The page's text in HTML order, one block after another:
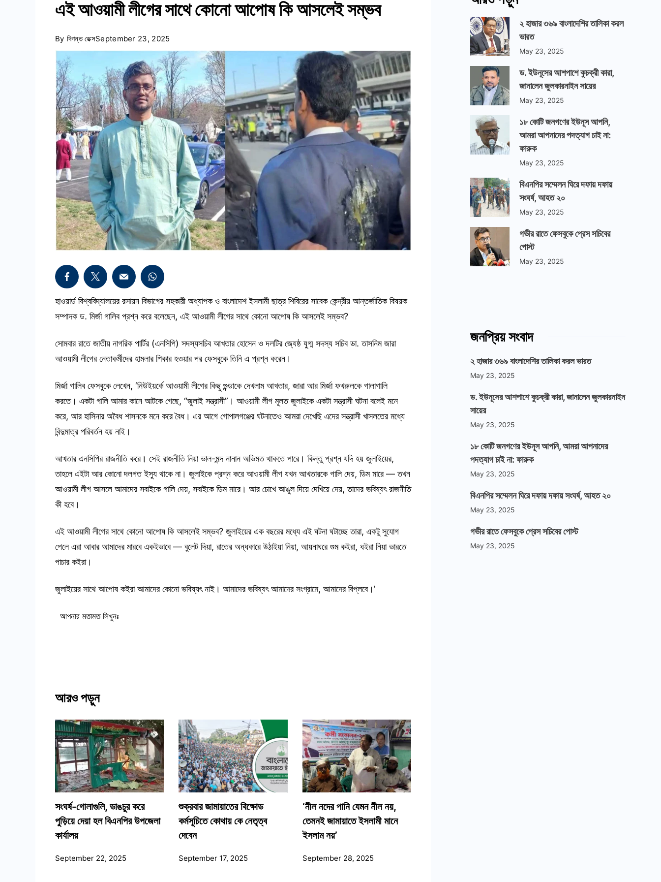
এই আওয়ামী লীগের সাথে কোনো আপোষ কি আসলেই সম্ভব
By দিগন্ত ডেক্সSeptember 23, 2025
হাওয়ার্ড বিশ্ববিদ্যালয়ের রসায়ন বিভাগের সহকারী অধ্যাপক ও বাংলাদেশ ইসলামী ছাত্র শিবিরের সাবেক কেন্দ্রীয় আন্তর্জাতিক বিষয়ক
সম্পাদক ড. মির্জা গালিব প্রশ্ন করে বলেছেন, এই আওয়ামী লীগের সাথে কোনো আপোষ কি আসলেই সম্ভব?
সোমবার রাতে জাতীয় নাগরিক পার্টির (এনসিপি) সদস্যসচিব আখতার হোসেন ও দলটির জ্যেষ্ঠ যুগ্ম সদস্য সচিব ডা. তাসনিম জারা
আওয়ামী লীগের নেতাকর্মীদের হামলার শিকার হওয়ার পর ফেসবুকে তিনি এ প্রশ্ন করেন।
মির্জা গালিব ফেসবুকে লেখেন, ‘নিউইয়র্কে আওয়ামী লীগের কিছু গুন্ডাকে দেখলাম আখতার, জারা আর মির্জা ফখরুলকে গালাগালি
করতে। একটা গালি আমার কানে আটকে গেছে, “জুলাই সন্ত্রাসী”। আওয়ামী লীগ মূলত জুলাইকে একটা সন্ত্রাসী ঘটনা বলেই মনে
করে, আর হাসিনার অবৈধ শাসনকে মনে করে বৈধ। এর আগে গোপালগঞ্জের ঘটনাতেও আমরা দেখেছি এদের সন্ত্রাসী খাসলতের মধ্যে
বিন্দুমাত্র পরিবর্তন হয় নাই।
আখতার এনসিপির রাজনীতি করে। সেই রাজনীতি নিয়া ভাল-মন্দ নানান অভিমত থাকতে পারে। কিন্তু প্রশ্ন যদি হয় জুলাইয়ের,
তাহলে এইটা আর কোনো দলগত ইস্যু থাকে না। জুলাইকে প্রশ্ন করে আওয়ামী লীগ যখন আখতারকে গালি দেয়, ডিম মারে — তখন
আওয়ামী লীগ আসলে আমাদের সবাইকে গালি দেয়, সবাইকে ডিম মারে। আর চোখে আঙুল দিয়ে দেখিয়ে দেয়, তাদের ভবিষ্যৎ রাজনীতি
কী হবে।
এই আওয়ামী লীগের সাথে কোনো আপোষ কি আসলেই সম্ভব? জুলাইয়ের এক বছরের মধ্যে এই ঘটনা ঘটাচ্ছে তারা, একটু সুযোগ
পেলে এরা আবার আমাদের মারবে একইভাবে — বুলেট দিয়া, রাতের অন্ধকারে উঠাইয়া নিয়া, আয়নাঘরে গুম কইরা, ধইরা নিয়া ভারতে
পাচার কইরা।
জুলাইয়ের সাথে আপোষ কইরা আমাদের কোনো ভবিষ্যৎ নাই। আমাদের ভবিষ্যৎ আমাদের সংগ্রামে, আমাদের বিপ্লবে।’
আপনার মতামত লিখুনঃ
আরও পড়ুন
সংঘর্ষ-গোলাগুলি, ভাঙচুর করে
পুড়িয়ে দেয়া হল বিএনপির উপজেলা
কার্যালয়
September 22, 2025
শুক্রবার জামায়াতের বিক্ষোভ
কর্মসূচিতে কোথায় কে নেতৃত্ব
দেবেন
September 17, 2025
‘নীল নদের পানি যেমন নীল নয়,
তেমনই জামায়াতে ইসলামী মানে
ইসলাম নয়’
September 28, 2025
২ হাজার ৩৬৯ বাংলাদেশির তালিকা করল
ভারত
May 23, 2025
ড. ইউনূসের আশপাশে কুচক্রী কারা,
জানালেন জুলকারনাইন সায়ের
May 23, 2025
১৮ কোটি জনগণের ইউনূস আপনি,
আমরা আপনাদের পদত্যাগ চাই না:
ফারুক
May 23, 2025
বিএনপির সম্মেলন ঘিরে দফায় দফায়
সংঘর্ষ, আহত ২০
May 23, 2025
গভীর রাতে ফেসবুকে প্রেস সচিবের
পোস্ট
May 23, 2025
জনপ্রিয় সংবাদ
২ হাজার ৩৬৯ বাংলাদেশির তালিকা করল ভারত
May 23, 2025
ড. ইউনূসের আশপাশে কুচক্রী কারা, জানালেন জুলকারনাইন
সায়ের
May 23, 2025
১৮ কোটি জনগণের ইউনূস আপনি, আমরা আপনাদের
পদত্যাগ চাই না: ফারুক
May 23, 2025
বিএনপির সম্মেলন ঘিরে দফায় দফায় সংঘর্ষ, আহত ২০
May 23, 2025
গভীর রাতে ফেসবুকে প্রেস সচিবের পোস্ট
May 23, 2025